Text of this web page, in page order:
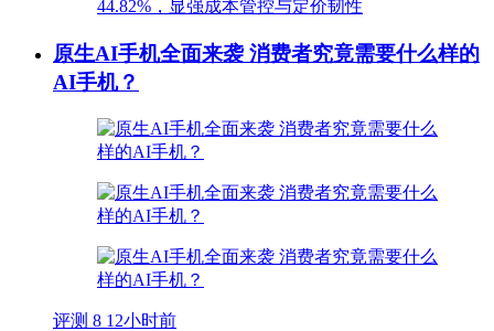
原生AI手机全面来袭 消费者究竟需要什么样的
AI手机？
评测 8 12小时前